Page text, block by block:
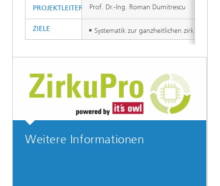
Prof. Dr.-Ing. Roman Dumitrescu
Systematik zur ganzheitlichen zirkulären
PROJEKTLEITER
ZIELE
Weitere Informationen